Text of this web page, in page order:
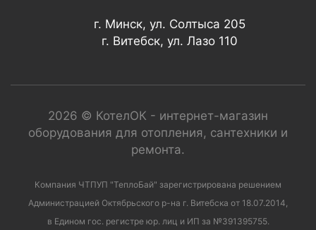
г. Минск, ул. Солтыса 205
г. Витебск, ул. Лазо 110
2026 © КотелОК - интернет-магазин
оборудования для отопления, сантехники и
ремонта.
Компания ЧТПУП "ТеплоБай" зарегистрирована решением
Администрацией Октябрьского р-на г. Витебска от 18.07.2014,
в Едином гос. регистре юр. лиц и ИП за №391395755.